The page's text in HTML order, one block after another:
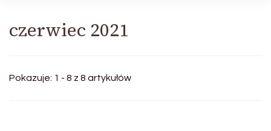
czerwiec 2021
Pokazuje: 1 - 8 z 8 artykułów